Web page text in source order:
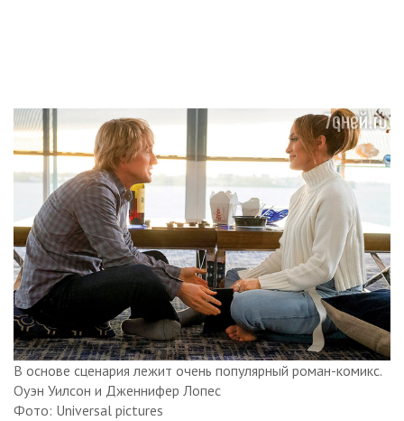
В основе сценария лежит очень популярный роман-комикс.
Оуэн Уилсон и Дженнифер Лопес
Фото: Universal pictures